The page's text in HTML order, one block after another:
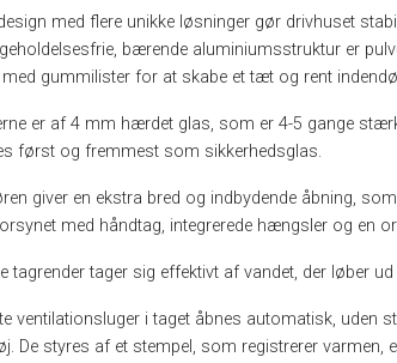
med flere unikke løsninger gør drivhuset
bærende aluminiumsstruktur er
gummilister for at skabe et tæt og rent
er af 4 mm hærdet glas, som er 4-5 gange
først og fremmest som sikkerhedsglas.
giver en ekstra bred og indbydende åbning,
med håndtag, integrerede hængsler og en
tagrender tager sig effektivt af vandet, der løber
ventilationsluger i taget åbnes automatisk, uden
De styres af et stempel, som registrerer varmen,